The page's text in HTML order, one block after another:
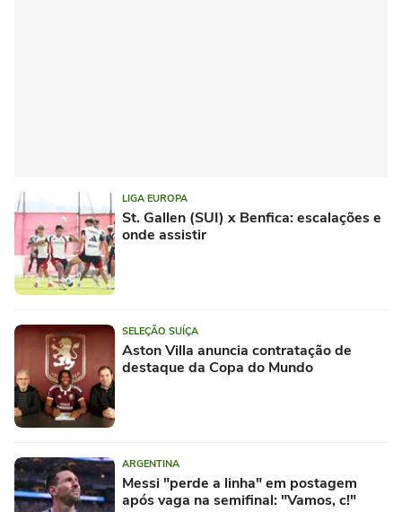
LIGA EUROPA
St. Gallen (SUI) x Benfica: escalações e
onde assistir
SELEÇÃO SUÍÇA
Aston Villa anuncia contratação de
destaque da Copa do Mundo
ARGENTINA
Messi "perde a linha" em postagem
após vaga na semifinal: "Vamos, c!"